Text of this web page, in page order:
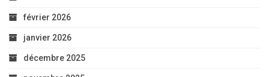
février 2026
janvier 2026
décembre 2025